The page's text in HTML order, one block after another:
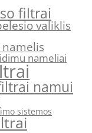
filtrai
valiklis
nameliai
namui
sistemos